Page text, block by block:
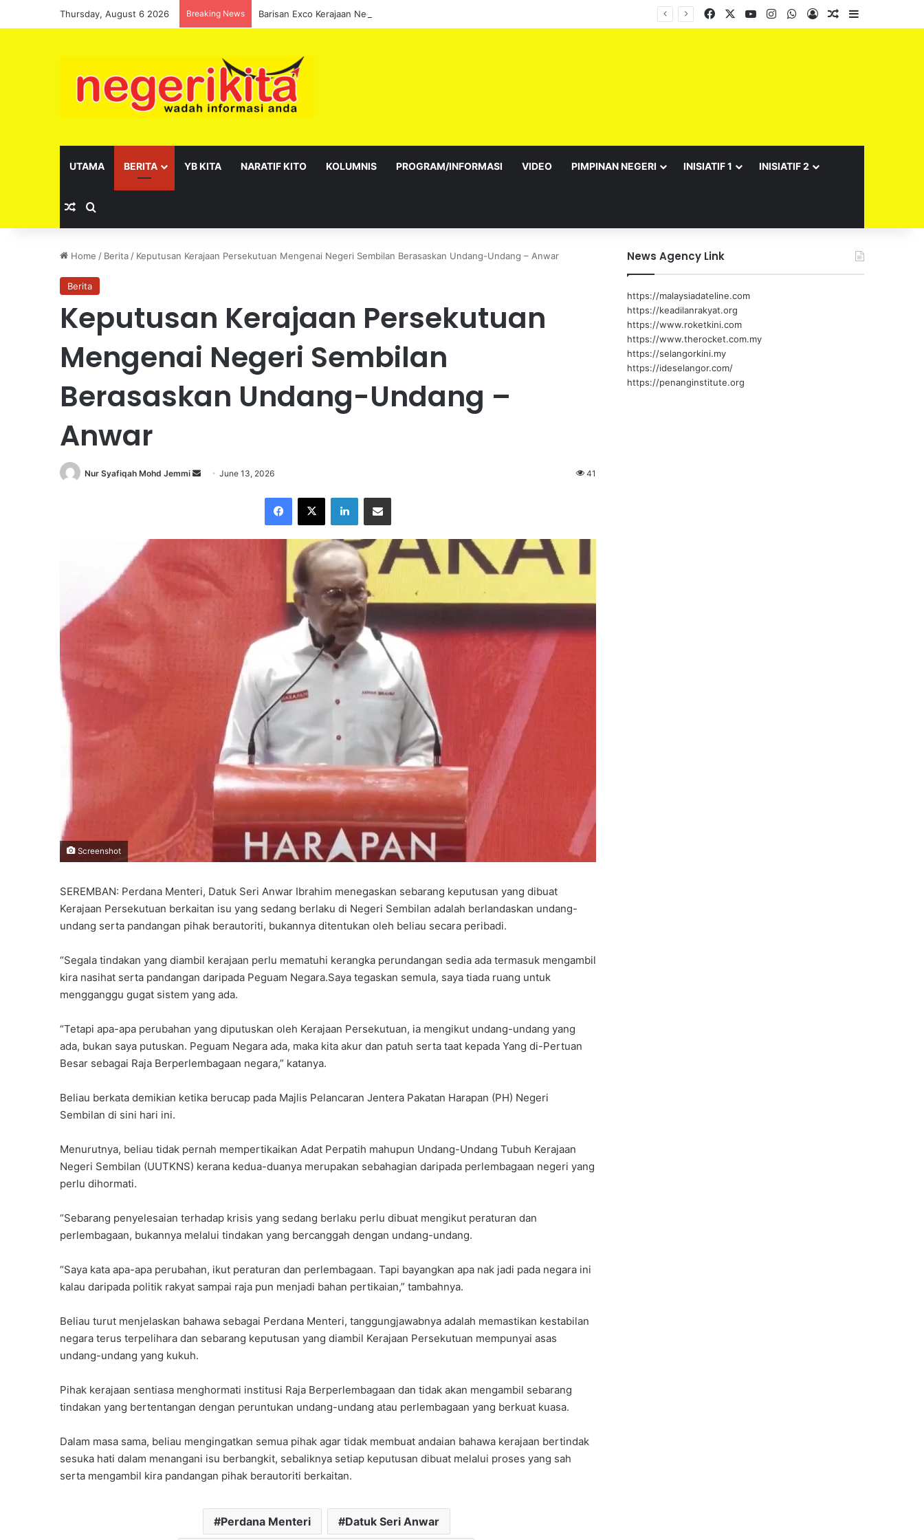
Thursday, August 6 2026 Breaking News Facebook YouTubeInstagramWhatsApp
Log InRandom Article
UTAMA BERITA YB KITA NARATIF KITO KOLUMNIS PROGRAM/INFORMASI VIDEO PIMPINAN NEGERI INISIATIF 1 INISIATIF 2
Random Article
Home / Berita / Keputusan Kerajaan Persekutuan Mengenai Negeri Sembilan Berasaskan Undang-Undang – Anwar
Berita
Keputusan Kerajaan Persekutuan
Mengenai Negeri Sembilan
Berasaskan Undang-Undang –
Anwar
Nur Syafiqah Mohd Jemmi
a
June 13, 2026 41
Screenshot
SEREMBAN: Perdana Menteri, Datuk Seri Anwar Ibrahim menegaskan sebarang keputusan yang dibuat
Kerajaan Persekutuan berkaitan isu yang sedang berlaku di Negeri Sembilan adalah berlandaskan undang-
undang serta pandangan pihak berautoriti, bukannya ditentukan oleh beliau secara peribadi.
“Segala tindakan yang diambil kerajaan perlu mematuhi kerangka perundangan sedia ada termasuk mengambil
kira nasihat serta pandangan daripada Peguam Negara.Saya tegaskan semula, saya tiada ruang untuk
mengganggu gugat sistem yang ada.
“Tetapi apa-apa perubahan yang diputuskan oleh Kerajaan Persekutuan, ia mengikut undang-undang yang
ada, bukan saya putuskan. Peguam Negara ada, maka kita akur dan patuh serta taat kepada Yang di-Pertuan
Besar sebagai Raja Berperlembagaan negara,” katanya.
Beliau berkata demikian ketika berucap pada Majlis Pelancaran Jentera Pakatan Harapan (PH) Negeri
Sembilan di sini hari ini.
Menurutnya, beliau tidak pernah mempertikaikan Adat Perpatih mahupun Undang-Undang Tubuh Kerajaan
Negeri Sembilan (UUTKNS) kerana kedua-duanya merupakan sebahagian daripada perlembagaan negeri yang
perlu dihormati.
“Sebarang penyelesaian terhadap krisis yang sedang berlaku perlu dibuat mengikut peraturan dan
perlembagaan, bukannya melalui tindakan yang bercanggah dengan undang-undang.
“Saya kata apa-apa perubahan, ikut peraturan dan perlembagaan. Tapi bayangkan apa nak jadi pada negara ini
kalau daripada politik rakyat sampai raja pun menjadi bahan pertikaian,” tambahnya.
Beliau turut menjelaskan bahawa sebagai Perdana Menteri, tanggungjawabnya adalah memastikan kestabilan
negara terus terpelihara dan sebarang keputusan yang diambil Kerajaan Persekutuan mempunyai asas
undang-undang yang kukuh.
Pihak kerajaan sentiasa menghormati institusi Raja Berperlembagaan dan tidak akan mengambil sebarang
tindakan yang bertentangan dengan peruntukan undang-undang atau perlembagaan yang berkuat kuasa.
Dalam masa sama, beliau mengingatkan semua pihak agar tidak membuat andaian bahawa kerajaan bertindak
sesuka hati dalam menangani isu berbangkit, sebaliknya setiap keputusan dibuat melalui proses yang sah
serta mengambil kira pandangan pihak berautoriti berkaitan.
Perdana Menteri Datuk Seri Anwar
News Agency Link
https://malaysiadateline.com
https://keadilanrakyat.org
https://www.roketkini.com
https://www.therocket.com.my
https://selangorkini.my
https://ideselangor.com/
https://penanginstitute.org